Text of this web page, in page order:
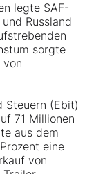
legte SAF-
Russland
sorgte
von
Steuern (Ebit)
71 Millionen
aus dem
eine
von